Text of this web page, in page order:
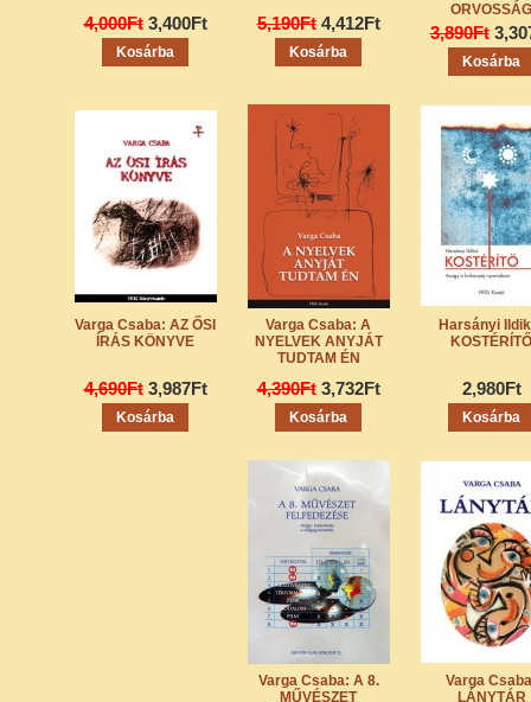
4,000Ft 3,400Ft 5,190Ft 4,412Ft
ORVOSSÁG
3,890Ft
Varga Csaba: AZ ŐSI
ÍRÁS KÖNYVE
4,690Ft 3,987Ft
Varga Csaba: A
NYELVEK ANYJÁT
TUDTAM ÉN
4,390Ft 3,732Ft
Harsányi
KOSTÉRÍTŐ
2,980Ft
Varga Csaba: A 8.
MŰVÉSZET
Varga
LÁNYTÁR